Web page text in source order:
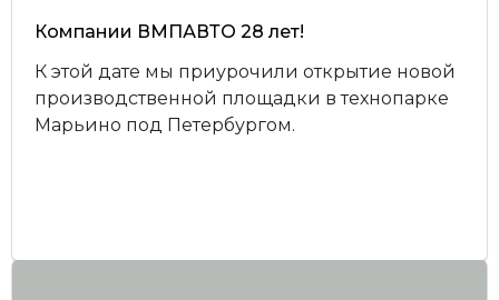
Компании ВМПАВТО 28 лет!
К этой дате мы приурочили открытие новой
производственной площадки в технопарке
Марьино под Петербургом.